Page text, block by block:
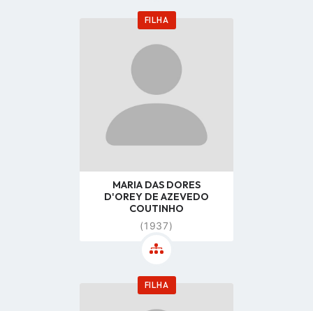
FILHA
Go
profile
page
MARIA DAS DORES
D'OREY DE AZEVEDO
COUTINHO
(1937)
FILHA
Go